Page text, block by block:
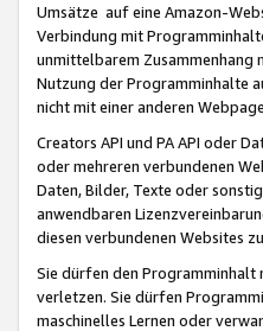
Umsätze auf eine Amazon-
Verbindung mit
unmittelbarem Zusammenhang
Nutzung der Programminhalte
nicht mit einer anderen
Creators API und PA API oder
oder mehreren verbundenen
Daten, Bilder, Texte oder
anwendbaren
diesen verbundenen Websites
Sie dürfen den Programminhalt
verletzen. Sie dürfen
maschinelles Lernen oder